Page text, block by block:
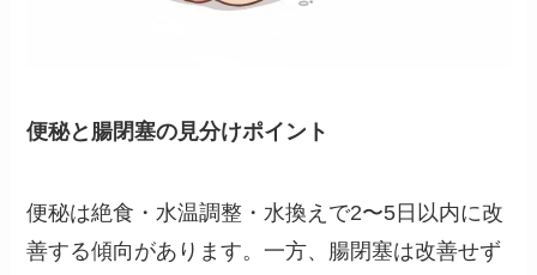
便秘と腸閉塞の見分けポイント
便秘は絶食・水温調整・水換えで2〜5日以内に改
善する傾向があります。一方、腸閉塞は改善せず